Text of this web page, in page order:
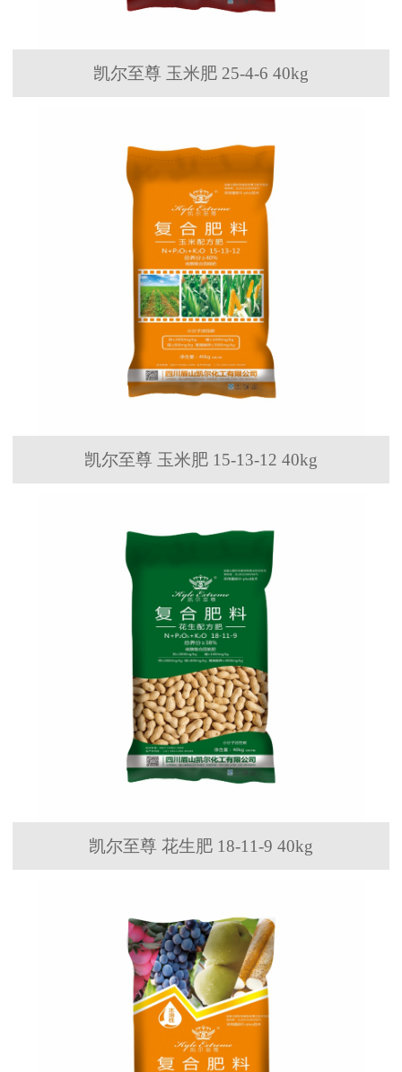
凯尔至尊 玉米肥 25-4-6 40kg
凯尔至尊 玉米肥 15-13-12 40kg
凯尔至尊 花生肥 18-11-9 40kg